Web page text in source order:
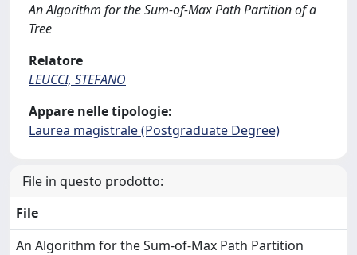
An Algorithm for the Sum-of-Max Path Partition of a
Tree
Relatore
LEUCCI, STEFANO
Appare nelle tipologie:
Laurea magistrale (Postgraduate Degree)
File in questo prodotto:
File
An Algorithm for the Sum-of-Max Path Partition